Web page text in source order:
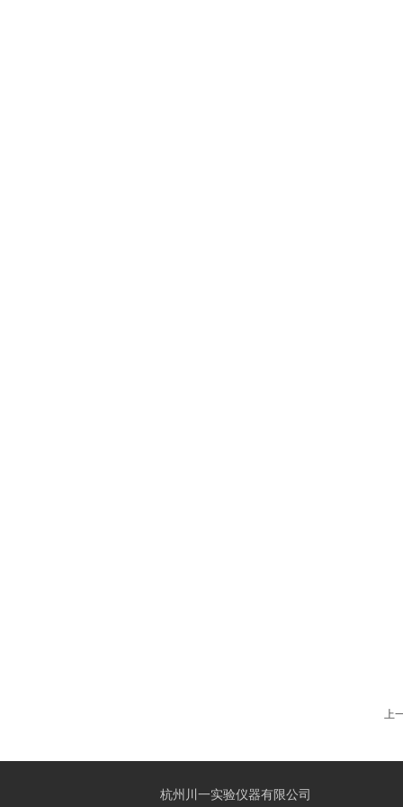
上
杭州川一实验仪器有限公司